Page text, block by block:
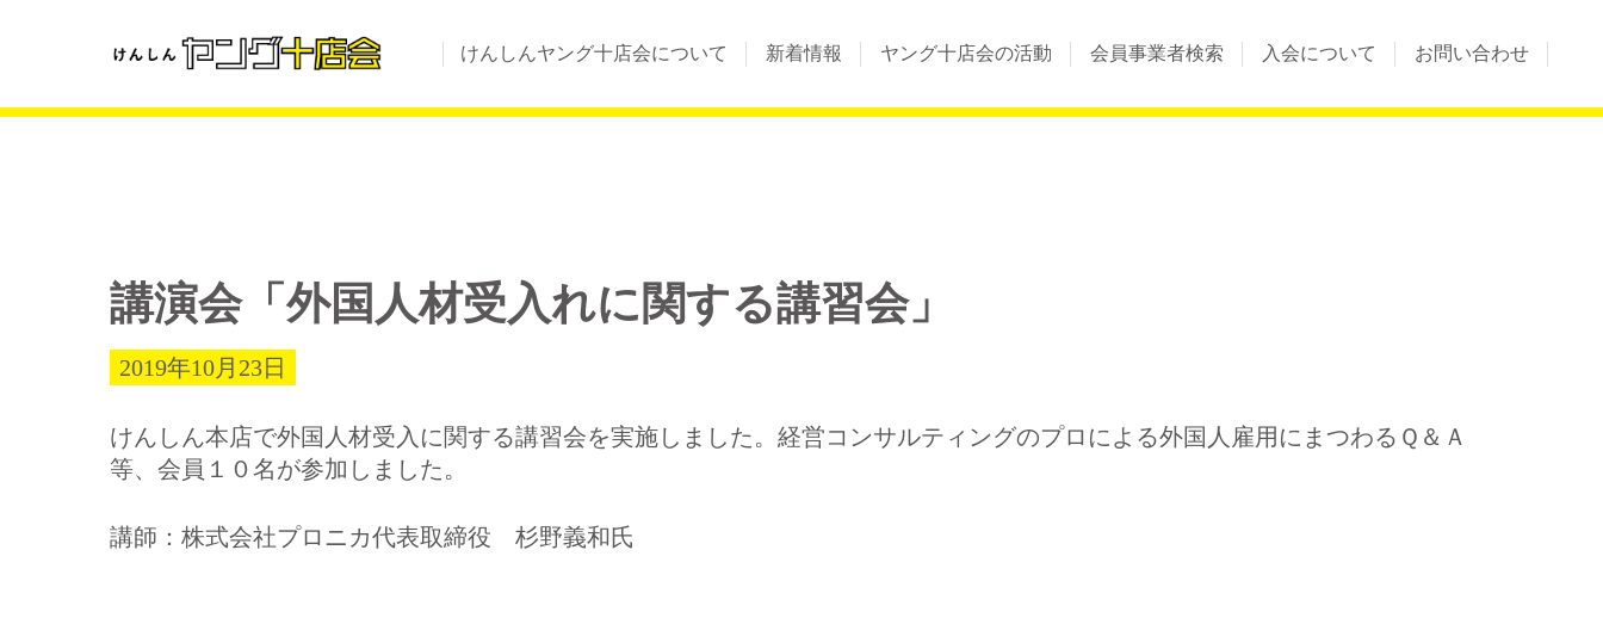
けんしんヤング十店会について 新着情報 ヤング十店会の活動 会員事業者検索 入会について お問い合わせ
講演会「外国人材受入れに関する講習会」
2019年10月23日
けんしん本店で外国人材受入に関する講習会を実施しました。経営コンサルティングのプロによる外国人雇用にまつわるＱ＆Ａ
等、会員１０名が参加しました。
講師：株式会社プロニカ代表取締役 杉野義和氏